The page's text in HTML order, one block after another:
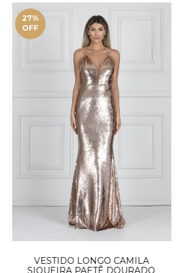
27%
OFF
VESTIDO LONGO CAMILA
SIQUEIRA PAETÊ DOURADO